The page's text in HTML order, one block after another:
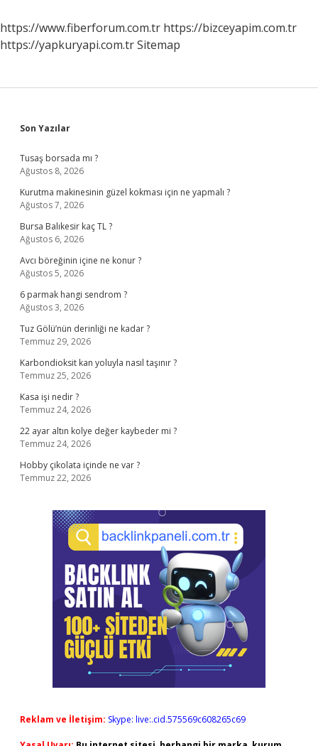
https://www.fiberforum.com.tr https://bizceyapim.com.tr
https://yapkuryapi.com.trSitemap
Sidebar
Son Yazılar
Tusaş borsada mı ?
Ağustos 8, 2026
Kurutma makinesinin güzel kokması için ne yapmalı ?
Ağustos 7, 2026
Bursa Balıkesir kaç TL ?
Ağustos 6, 2026
Avcı böreğinin içine ne konur ?
Ağustos 5, 2026
6 parmak hangi sendrom ?
Ağustos 3, 2026
Tuz Gölü’nün derinliği ne kadar ?
Temmuz 29, 2026
Karbondioksit kan yoluyla nasıl taşınır ?
Temmuz 25, 2026
Kasa işi nedir ?
Temmuz 24, 2026
22 ayar altın kolye değer kaybeder mi ?
Temmuz 24, 2026
Hobby çikolata içinde ne var ?
Temmuz 22, 2026
Reklam ve İletişim: Skype: live:.cid.575569c608265c69